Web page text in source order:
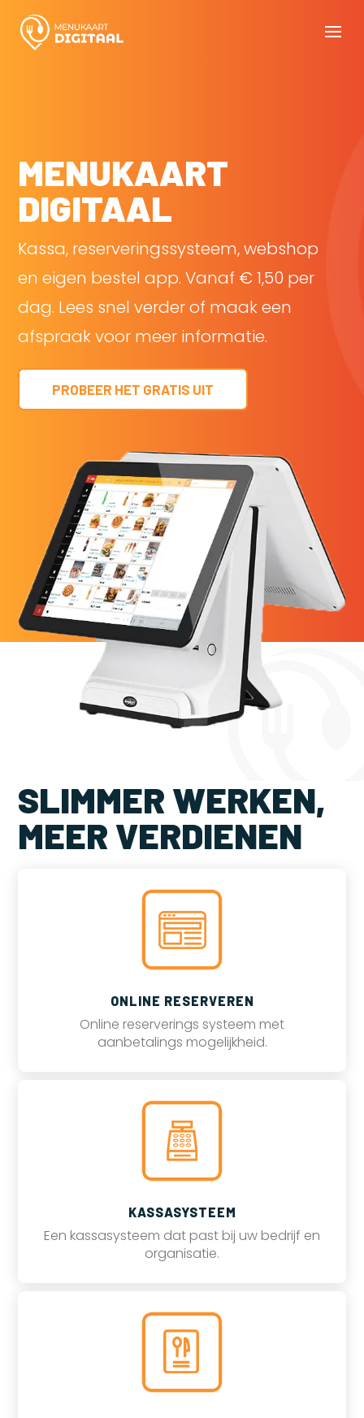
MENUKAART
DIGITAAL
Kassa, reserveringssysteem, webshop
en eigen bestel app. Vanaf € 1,50 per
dag. Lees snel verder of maak een
afspraak voor meer informatie.
PROBEER HET GRATIS UIT
SLIMMER WERKEN,
MEER VERDIENEN
ONLINE RESERVEREN
Online reserverings systeem met
aanbetalings mogelijkheid.
KASSASYSTEEM
Een kassasysteem dat past bij uw bedrijf en
organisatie.